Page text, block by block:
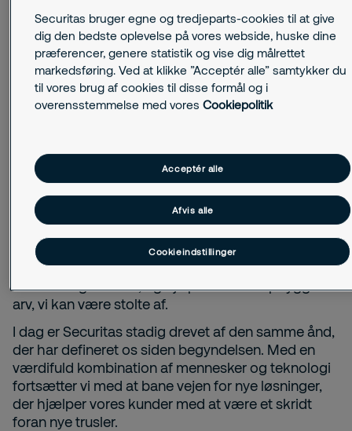
førende aktør i branchen
Vores historie begynder i 1934, da grundlæggeren
Erik Philip-Sörensen etablerede et lille
sikkerhedsfirma i Helsingborg, Sverige. Med kun en
håndfuld medarbejdere og et ønske om at levere
fundamentet til dét, der senere skulle blive til
Securitas; en professionel sikkerhedsleverandør
med den nyeste teknologi.
Gennem årtierne har Securitas udvidet globalt og
sikkerhed. Vores
kerneværdierærlighed,vagtsomhedog
hele tiden guidet os, og hjulpet med at opbygge en
arv, vi kan være stolte af.
I dag er Securitas stadig drevet af den samme ånd,
der har defineret os siden begyndelsen. Med en
værdifuld kombination af mennesker og teknologi
fortsætter vi med at bane vejen for nye løsninger,
der hjælper vores kunder med at være et skridt
foran nye trusler.
Securitas bruger egne og tredjeparts-cookies til at give
dig den bedste oplevelse på vores webside, huske dine
præferencer, genere statistik og vise dig målrettet
markedsføring. Ved at klikke ”Acceptér alle” samtykker du
til vores brug af cookies til disse formål og i
overensstemmelse med voresCookiepolitik
Cookieindstillinger
Afvis alle
Acceptér alle